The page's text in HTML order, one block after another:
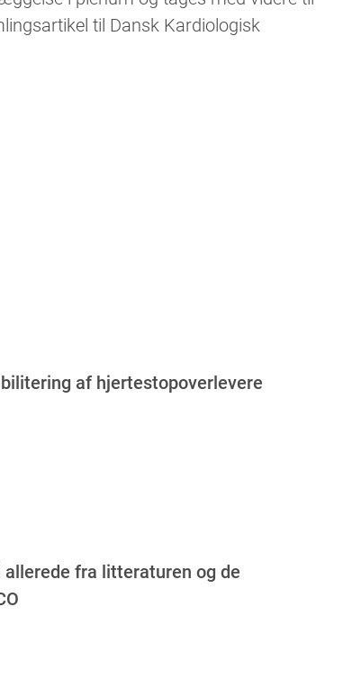
til Dansk Kardiologisk
af hjertestopoverlevere
fra litteraturen og de